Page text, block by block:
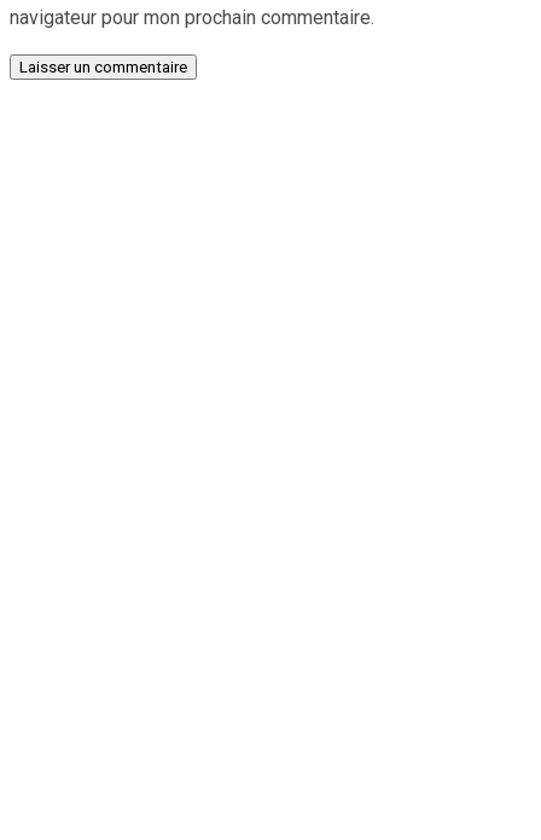
navigateur pour mon prochain commentaire.